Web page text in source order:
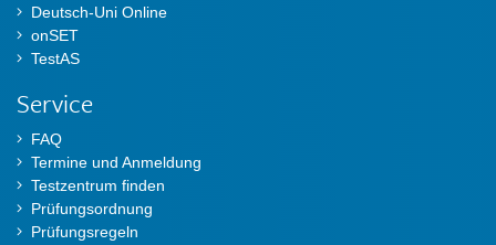
Deutsch-Uni Online
onSET
TestAS
Service
FAQ
Termine und Anmeldung
Testzentrum finden
Prüfungsordnung
Prüfungsregeln